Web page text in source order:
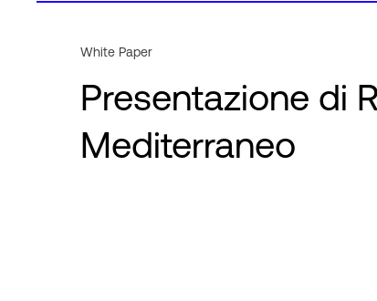
White Paper
Presentazione di
Mediterraneo